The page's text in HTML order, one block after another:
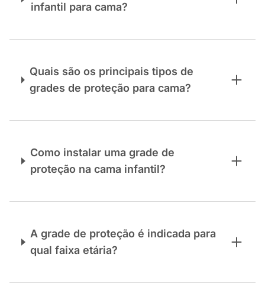
infantil para cama?
Quais são os principais tipos de
grades de proteção para cama?
Como instalar uma grade de
proteção na cama infantil?
A grade de proteção é indicada para
qual faixa etária?